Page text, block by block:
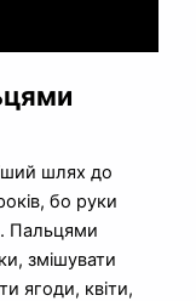
шлях до
бо руки
Пальцями
змішувати
ягоди, квіти,